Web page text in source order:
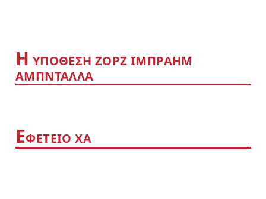
Η YΠΟΘΕΣΗ ΖΟΡΖ ΙΜΠΡΑΗΜ
ΑΜΠΝΤΑΛΛΑ
ΕΦΕΤΕΙΟ ΧΑ